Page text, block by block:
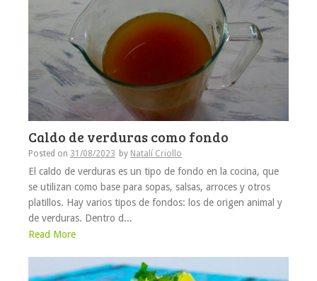
Caldo de verduras como fondo
Posted on 31/08/2023 by Natalí Criollo
El caldo de verduras es un tipo de fondo en la cocina, que
se utilizan como base para sopas, salsas, arroces y otros
platillos. Hay varios tipos de fondos: los de origen animal y
de verduras. Dentro d...
Read More